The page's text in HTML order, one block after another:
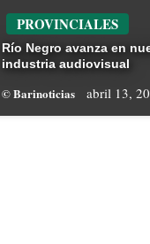
PROVINCIALES
Río Negro avanza en
industria audiovisual
© Barinoticias abril 13,